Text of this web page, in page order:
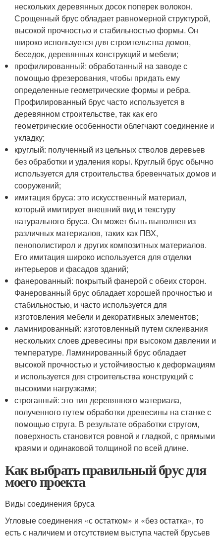
нескольких деревянных досок поперек волокон.
Срощенный брус обладает равномерной структурой,
высокой прочностью и стабильностью формы. Он
широко используется для строительства домов,
беседок, деревянных конструкций и мебели;
профилированный: обработанный на заводе с
помощью фрезерования, чтобы придать ему
определенные геометрические формы и ребра.
Профилированный брус часто используется в
деревянном строительстве, так как его
геометрические особенности облегчают соединение и
укладку;
круглый: полученный из цельных стволов деревьев
без обработки и удаления коры. Круглый брус обычно
используется для строительства бревенчатых домов и
сооружений;
имитация бруса: это искусственный материал,
который имитирует внешний вид и текстуру
натурального бруса. Он может быть выполнен из
различных материалов, таких как ПВХ,
пенополистирол и других композитных материалов.
Его имитация широко используется для отделки
интерьеров и фасадов зданий;
фанерованный: покрытый фанерой с обеих сторон.
Фанерованный брус обладает хорошей прочностью и
стабильностью, и часто используется для
изготовления мебели и декоративных элементов;
ламинированный: изготовленный путем склеивания
нескольких слоев древесины при высоком давлении и
температуре. Ламинированный брус обладает
высокой прочностью и устойчивостью к деформациям
и используется для строительства конструкций с
высокими нагрузками;
строганный: это тип деревянного материала,
полученного путем обработки древесины на станке с
помощью струга. В результате обработки стругом,
поверхность становится ровной и гладкой, с прямыми
краями и одинаковой толщиной по всей длине.
Как выбрать правильный брус для
моего проекта
Виды соединения бруса
Угловые соединения «с остатком» и «без остатка», то
есть с наличием и отсутствием выступа частей брусьев